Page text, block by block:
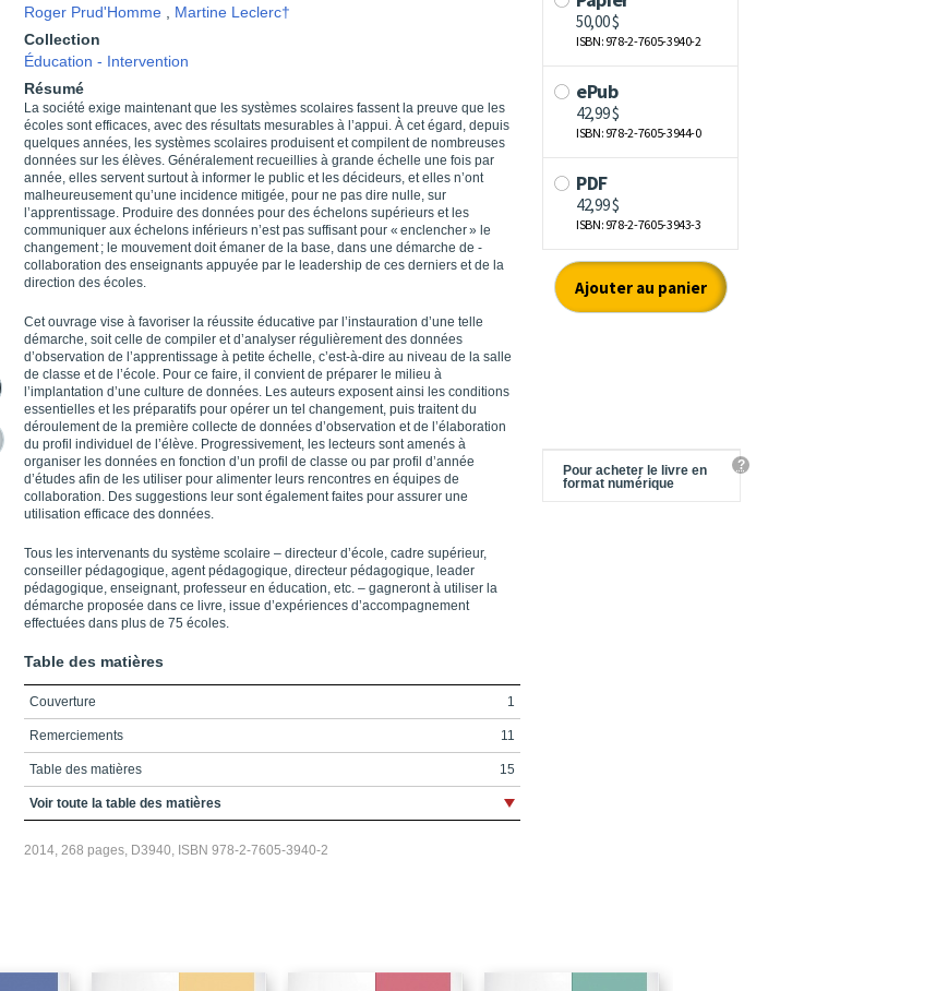
Roger Prud'Homme
Martine Leclerc†
Collection
Éducation - Intervention
Résumé
La société exige maintenant que les systèmes scolaires fassent la preuve que les
écoles sont efficaces, avec des résultats mesurables à l’appui. À cet égard, depuis
quelques années, les systèmes scolaires produisent et compilent de nombreuses
données sur les élèves. Généralement recueillies à grande échelle une fois par
année, elles servent surtout à informer le public et les décideurs, et elles n’ont
malheureusement qu’une incidence mitigée, pour ne pas dire nulle, sur
l’apprentissage. Produire des données pour des échelons supérieurs et les
communiquer aux échelons inférieurs n’est pas suffisant pour ­« enclencher » le
changement ; le mouvement doit émaner de la base, dans une démarche de ­
collaboration des enseignants appuyée par le leadership de ces derniers et de la
direction des écoles.
Cet ouvrage vise à favoriser la réussite éducative par l’instauration d’une telle
démarche, soit celle de compiler et d’analyser régulièrement des données
d’observation de l’apprentissage à petite échelle, c’est-à-dire au niveau de la salle
de classe et de l’école. Pour ce faire, il convient de préparer le milieu à
l’implantation d’une culture de données. Les auteurs exposent ainsi les conditions
essentielles et les préparatifs pour opérer un tel changement, puis traitent du
déroulement de la première collecte de données d’observation et de l’élaboration
du profil individuel de l’élève. Progressivement, les lecteurs sont amenés à
organiser les données en fonction d’un profil de classe ou par profil d’année
d’études afin de les utiliser pour alimenter leurs rencontres en équipes de
collaboration. Des suggestions leur sont également faites pour assurer une
utilisation efficace des données.
Tous les intervenants du système scolaire – directeur d’école, cadre supérieur,
conseiller pédagogique, agent pédagogique, directeur pédagogique, leader
pédagogique, enseignant, professeur en éducation, etc. – gagneront à utiliser la
démarche proposée dans ce livre, issue d’expériences d’accompagnement
effectuées dans plus de 75 écoles.
Table des matières
Couverture 1
Remerciements 11
Table des matières 15
Liste des exercices 21
Objectifs
Voir toute la table des matières
2014, 268 pages, D3940, ISBN 978-2-7605-3940-2
Pour acheter le livre en
format numérique
?